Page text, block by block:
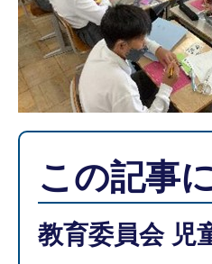
この記事
教育委員会 児